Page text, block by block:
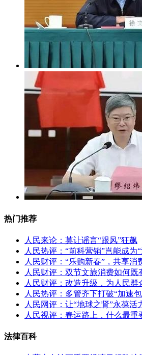
热门推荐
人民来论：莫让谣言“跟风”狂飙
人民热评：“前科营销”岂能成为
人民财评：“乐购新春”，共享消
人民财评：双节文旅消费如何既
人民财评：改造升级，为人民群
人民热评：多管齐下打破“加速
人民网评：让“地球之肾”永葆活
人民视评：春运路上，什么最重
法律百科